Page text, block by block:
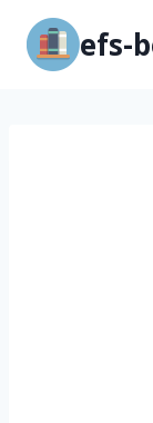
Перейти
содержимому
efs-